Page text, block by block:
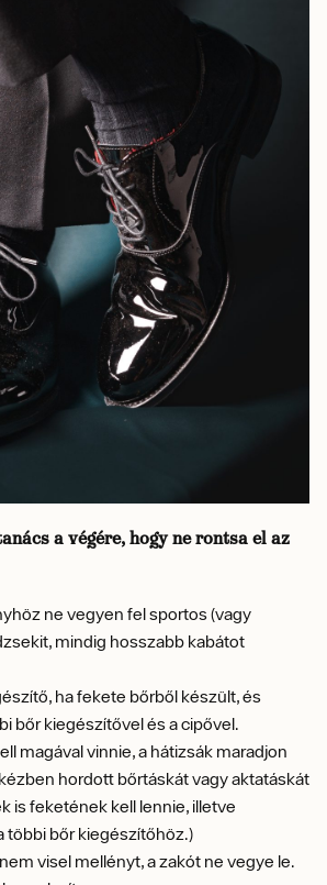
a végére, hogy ne rontsa el az
ne vegyen fel sportos (vagy
mindig hosszabb kabátot
ha fekete bőrből készült, és
bőr kiegészítővel és a cipővel.
magával vinnie, a hátizsák maradjon
hordott bőrtáskát vagy aktatáskát
is feketének kell lennie, illetve
többi bőr kiegészítőhöz.)
visel mellényt, a zakót ne vegye le.